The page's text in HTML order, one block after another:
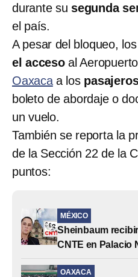
durante su segunda
el país.
A pesar del bloqueo,
el accesoal
Oaxacaa los
boleto de abordaje o
un vuelo.
También se reporta la
de la Sección 22 de la
puntos:
MÉXICO
Sheinbaum
CNTE en Palacio
OAXACA